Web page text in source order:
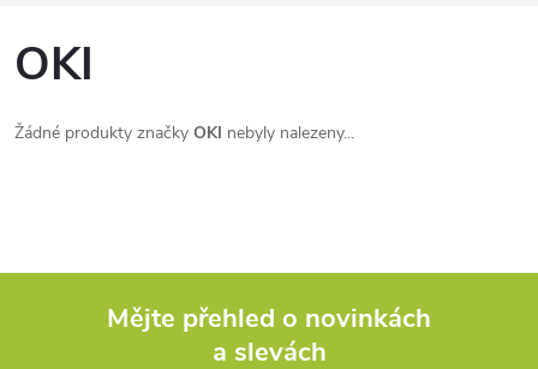
OKI
Žádné produkty značky OKI nebyly nalezeny...
Mějte přehled o novinkách
a slevách